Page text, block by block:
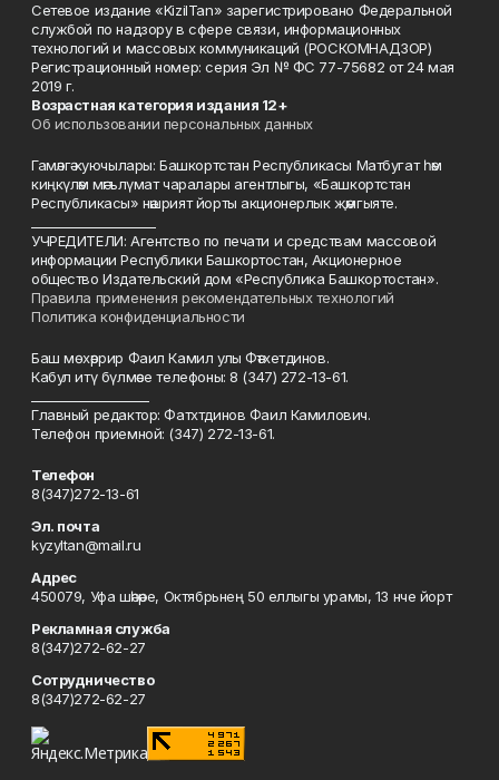
Сетевое издание «KizilTan» зарегистрировано Федеральной
службой по надзору в сфере связи, информационных
технологий и массовых коммуникаций (РОСКОМНАДЗОР)
Регистрационный номер: серия Эл № ФС 77-75682 от 24 мая
2019 г.
Возрастная категория издания 12+
Об использовании персональных данных
Гамәлгә куючылары: Башкортстан Республикасы Матбугат һәм
киңкүләм мәгълүмат чаралары агентлыгы, «Башкортстан
Республикасы» нәшрият йорты акционерлык җәмгыяте.
УЧРЕДИТЕЛИ: Агентство по печати и средствам массовой
информации Республики Башкортостан, Акционерное
общество Издательский дом «Республика Башкортостан».
Правила применения рекомендательных технологий
Политика конфиденциальности
Баш мөхәррир Фаил Камил улы Фәтхетдинов.
Кабул итү бүлмәсе телефоны: 8 (347) 272-13-61.
Главный редактор: Фатхтдинов Фаил Камилович.
Телефон приемной: (347) 272-13-61.
Телефон
8(347)272-13-61
Эл. почта
kyzyltan@mail.ru
Адрес
450079, Уфа шәһәре, Октябрьнең 50 еллыгы урамы, 13 нче йорт
Рекламная служба
8(347)272-62-27
Сотрудничество
8(347)272-62-27